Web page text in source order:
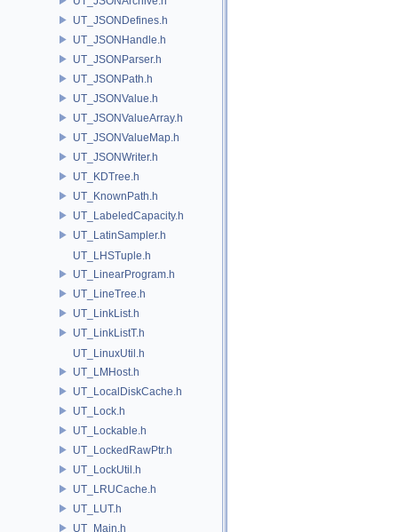
UT_JSONDefines.h
UT_JSONHandle.h
UT_JSONParser.h
UT_JSONPath.h
UT_JSONValue.h
UT_JSONValueArray.h
UT_JSONValueMap.h
UT_JSONWriter.h
UT_KDTree.h
UT_KnownPath.h
UT_LabeledCapacity.h
UT_LatinSampler.h
UT_LHSTuple.h
UT_LinearProgram.h
UT_LineTree.h
UT_LinkList.h
UT_LinkListT.h
UT_LinuxUtil.h
UT_LMHost.h
UT_LocalDiskCache.h
UT_Lock.h
UT_Lockable.h
UT_LockedRawPtr.h
UT_LockUtil.h
UT_LRUCache.h
UT_LUT.h
UT_Main.h